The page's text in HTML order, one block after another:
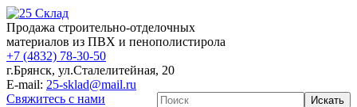
Продажа строительно-отделочных
материалов из ПВХ и пенополистирола
+7 (4832) 78-30-50
г.Брянск, ул.Сталелитейная, 20
E-mail: 25-sklad@mail.ru
Свяжитесь с нами
Искать